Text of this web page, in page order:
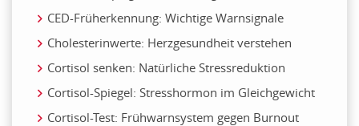
CED-Früherkennung: Wichtige Warnsignale
Cholesterinwerte: Herzgesundheit verstehen
Cortisol senken: Natürliche Stressreduktion
Cortisol-Spiegel: Stresshormon im Gleichgewicht
Cortisol-Test: Frühwarnsystem gegen Burnout